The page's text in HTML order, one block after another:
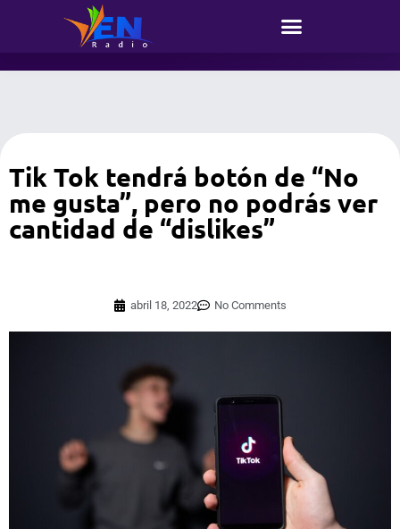
Tik Tok tendrá botón de “No
me gusta”, pero no podrás ver
cantidad de “dislikes”
abril 18, 2022 No Comments